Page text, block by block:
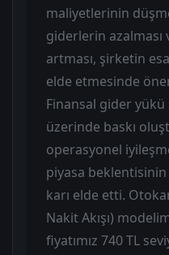
maliyetlerinin
giderlerin azalması
artması, şirketin
elde etmesinde
Finansal gider
üzerinde baskı
operasyonel
piyasa
karı elde etti.
Nakit Akışı)
fiyatımız 740 TL